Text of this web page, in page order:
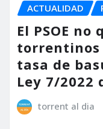
ACTUALIDAD
El PSOE
torrentinos
tasa de
Ley 7/2022
torrent al dia